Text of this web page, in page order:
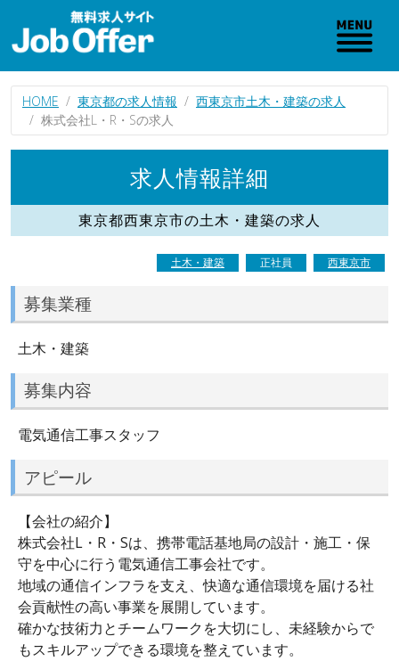
HOME 東京都の求人情報
西東京市土木・建築の求人
株式会社L・R・Sの求人
求人情報詳細
東京都西東京市の土木・建築の求人
土木・建築 正社員 西東京市
募集業種
土木・建築
募集内容
電気通信工事スタッフ
アピール
【会社の紹介】
株式会社L・R・Sは、携帯電話基地局の設計・施工・保
守を中心に行う電気通信工事会社です。
地域の通信インフラを支え、快適な通信環境を届ける社
会貢献性の高い事業を展開しています。
確かな技術力とチームワークを大切にし、未経験からで
もスキルアップできる環境を整えています。